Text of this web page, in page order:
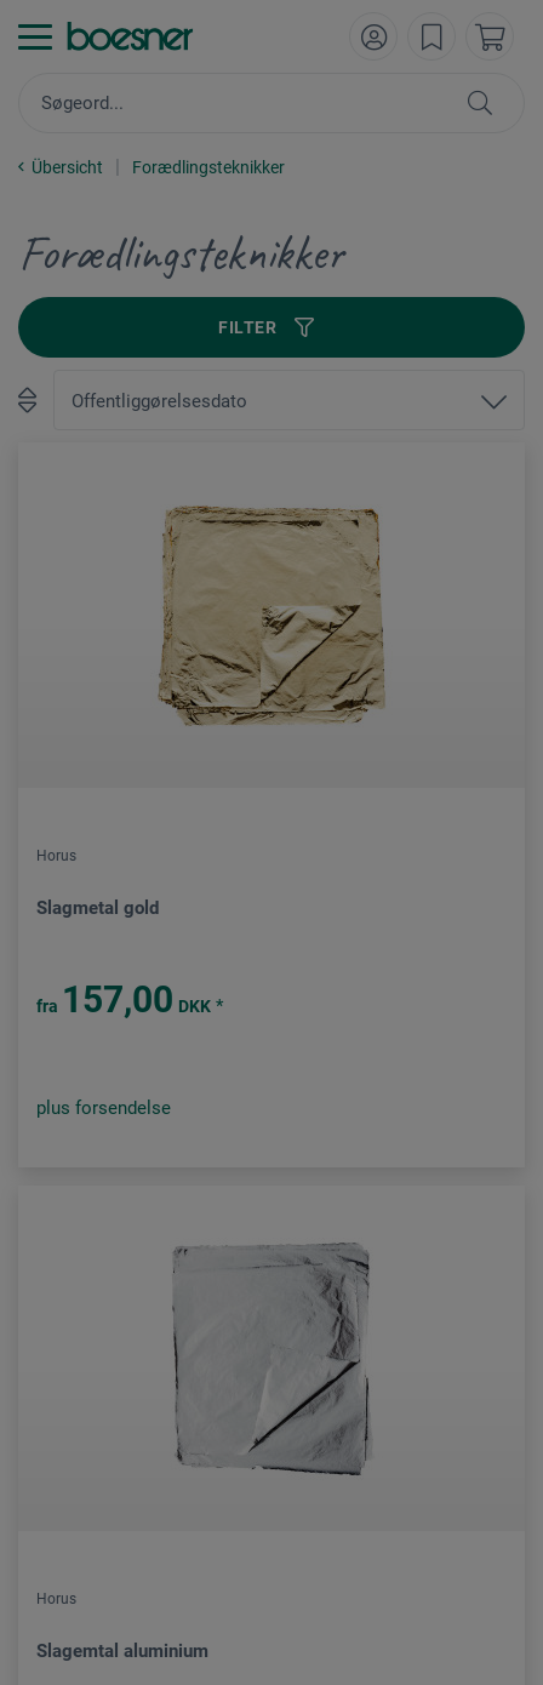
Übersicht Forædlingsteknikker
Forædlingsteknikker
FILTER
Horus
Slagmetal gold
fra 157,00 DKK *
plus forsendelse
Horus
Slagemtal aluminium